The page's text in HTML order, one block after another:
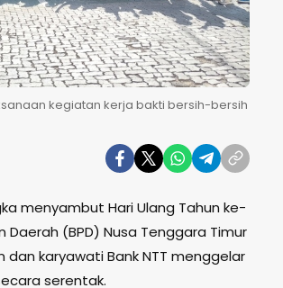
kegiatan kerja bakti bersih-bersih
menyambut Hari Ulang Tahun ke-
Daerah (BPD) Nusa Tenggara Timur
dan karyawati Bank NTT menggelar
serentak.